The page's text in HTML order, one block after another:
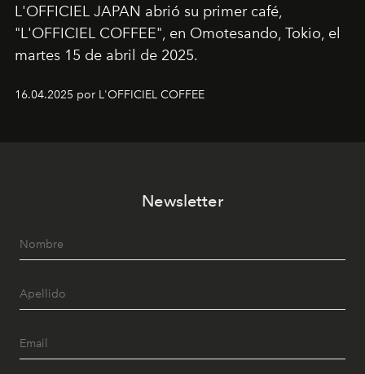
L'OFFICIEL JAPAN abrió su primer café,
"L'OFFICIEL COFFEE", en Omotesando, Tokio, el
martes 15 de abril de 2025.
16.04.2025 por L'OFFICIEL COFFEE
Newsletter